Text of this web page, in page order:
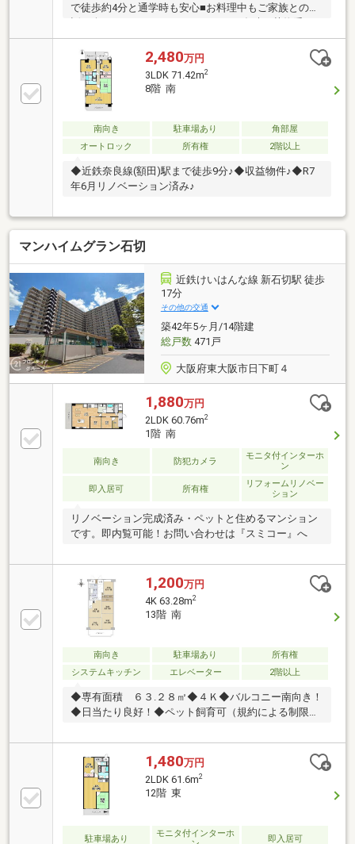
で徒歩約4分と通学時も安心■お料理中もご家族との会
取りに便利な宅配ボックスを完備
2,480万円
3LDK 71.42m2
8階 南
南向き 駐車場あり
角部屋
オートロック
所有権 2階以上
◆近鉄奈良線(額田)駅まで徒歩9分♪◆収益物件♪◆R7
年6月リノベーション済み♪
マンハイムグラン石切
近鉄けいはんな線 新石切駅 徒歩
17分
その他の交通
築42年5ヶ月/14階建
総戸数471戸
大阪府東大阪市日下町４
1,880万円
2LDK 60.76m2
1階 南
南向き 防犯カメラ
モニタ付インターホ
ン
即入居可 所有権
リフォームリノベー
ション
リノベーション完成済み・ペットと住めるマンション
です。即内覧可能！お問い合わせは『スミコー』へ
1,200万円
4K 63.28m2
13階 南
南向き 駐車場あり
所有権
システムキッチン
エレベーター 2階以上
◆専有面積 ６３.２８㎡◆４Ｋ◆バルコニー南向き！
◆日当たり良好！◆ペット飼育可（規約による制限あ
1,480万円
2LDK 61.6m2
12階 東
駐車場あり
モニタ付インターホ
即入居可